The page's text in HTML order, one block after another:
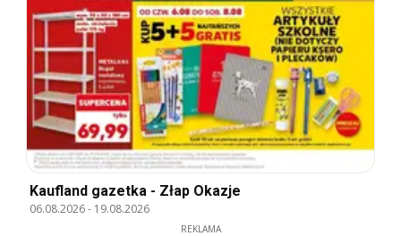
Kaufland gazetka - Złap Okazje
06.08.2026- 19.08.2026
REKLAMA